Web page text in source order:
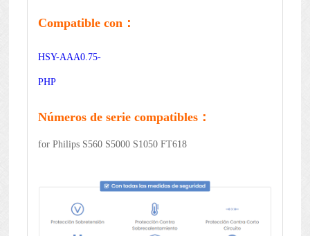
Compatible con：
HSY-AAA0.75-
PHP
Números de serie compatibles：
for Philips S560 S5000 S1050 FT618